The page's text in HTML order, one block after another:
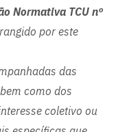
Normativa TCU nº
por este
das
como dos
coletivo ou